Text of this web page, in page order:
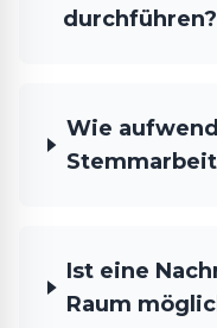
durchführen?
Wie
Ist eine
Raum